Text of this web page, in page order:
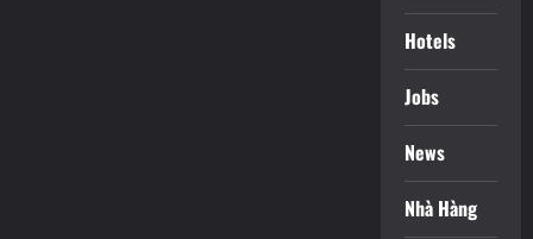
Hotels
Jobs
News
Nhà Hàng